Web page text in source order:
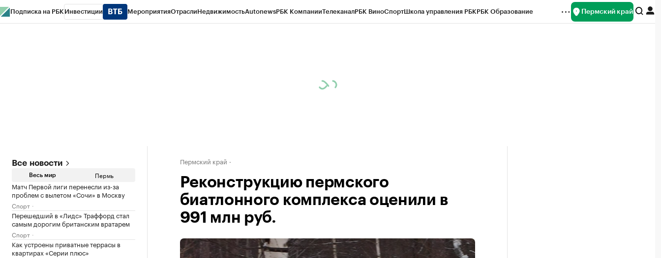
Подписка на РБК Инвестиции МероприятияОтраслиНедвижимостьAutonewsРБК КомпанииТелеканалРБК ВиноСпортШкола управления РБКРБК Образование Пермский край
Все новости
Весь мир Пермь
Матч Первой лиги перенесли из-за
проблем с вылетом «Сочи» в Москву
Спорт
Перешедший в «Лидс» Траффорд стал
самым дорогим британским вратарем
Спорт
Как устроены приватные террасы в
квартирах «Серии плюс»
Пермский край
Реконструкцию пермского
биатлонного комплекса оценили в
991 млн руб.